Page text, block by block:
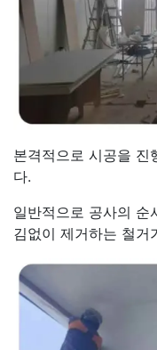
본격적으로 시공을 진
다.
일반적으로 공사의 순
김없이 제거하는 철거